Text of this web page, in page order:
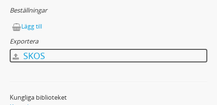
Beställningar
Lägg till
Exportera
SKOS
Kungliga biblioteket